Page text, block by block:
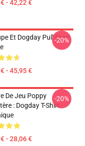
- 42,22 €
Et Dogday Pull-Over
- 45,95 €
-20%
De Jeu Poppy
: Dogday T-Shirt
- 28,06 €
-20%